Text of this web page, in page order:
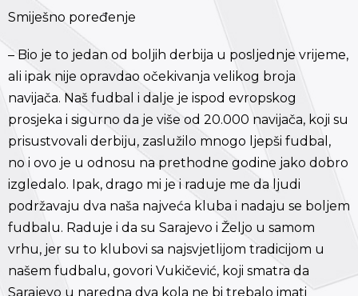
Smiješno poređenje
– Bio je to jedan od boljih derbija u posljednje vrijeme,
ali ipak nije opravdao očekivanja velikog broja
navijača. Naš fudbal i dalje je ispod evropskog
prosjeka i sigurno da je više od 20.000 navijača, koji su
prisustvovali derbiju, zaslužilo mnogo ljepši fudbal,
no i ovo je u odnosu na prethodne godine jako dobro
izgledalo. Ipak, drago mi je i raduje me da ljudi
podržavaju dva naša najveća kluba i nadaju se boljem
fudbalu. Raduje i da su Sarajevo i Željo u samom
vrhu, jer su to klubovi sa najsvjetlijom tradicijom u
našem fudbalu, govori Vukičević, koji smatra da
Sarajevo u naredna dva kola ne bi trebalo imati